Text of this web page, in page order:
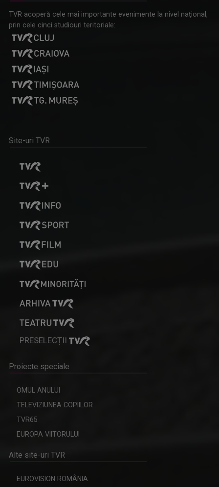
TVR acoperă cele mai importante evenimente la nivel naţional,
prin cele cinci studiouri teritoriale:
Site-uri TVR
PRESELECȚII
Proiecte speciale
OMUL ANULUI
TELEVIZIUNEA COPIILOR
TVR65
EUROPA VIITORULUI
Alte site-uri TVR
EUROVISION ROMÂNIA